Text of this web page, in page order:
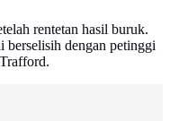
rentetan hasil buruk.
berselisih dengan petinggi